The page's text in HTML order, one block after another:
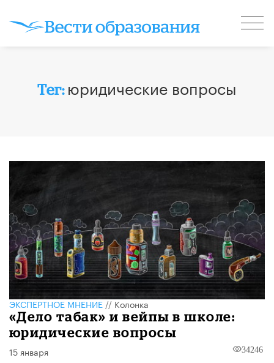
Тег: юридические вопросы
ЭКСПЕРТНОЕ МНЕНИЕ//Колонка
«Дело табак» и вейпы в школе:
юридические вопросы
15 января 34246